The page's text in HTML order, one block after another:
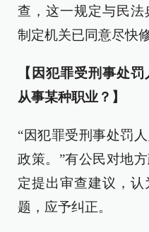
查，这一规定与民法
制定机关已同意尽快修
【因犯罪受刑事处
从事某种职业？】
“因犯罪受刑事处罚
政策。”有公民对地
定提出审查建议，认
题，应予纠正。